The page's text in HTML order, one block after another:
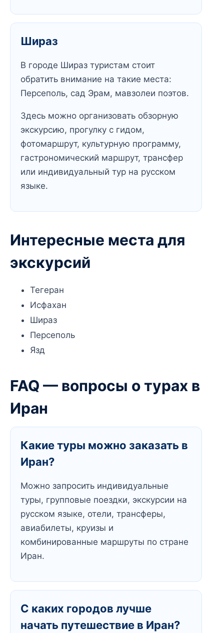
Шираз
В городе Шираз туристам стоит
обратить внимание на такие места:
Персеполь, сад Эрам, мавзолеи поэтов.
Здесь можно организовать обзорную
экскурсию, прогулку с гидом,
фотомаршрут, культурную программу,
гастрономический маршрут, трансфер
или индивидуальный тур на русском
языке.
Интересные места для
экскурсий
Тегеран
Исфахан
Шираз
Персеполь
Язд
FAQ — вопросы о турах в
Иран
Какие туры можно заказать в
Иран?
Можно запросить индивидуальные
туры, групповые поездки, экскурсии на
русском языке, отели, трансферы,
авиабилеты, круизы и
комбинированные маршруты по стране
Иран.
С каких городов лучше
начать путешествие в Иран?